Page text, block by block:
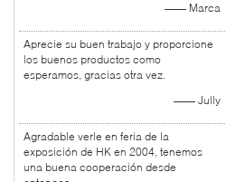
—— Marca
Aprecie su buen trabajo y proporcione
los buenos productos como
esperamos, gracias otra vez.
—— Jully
Agradable verle en feria de la
exposición de HK en 2004, tenemos
una buena cooperación desde